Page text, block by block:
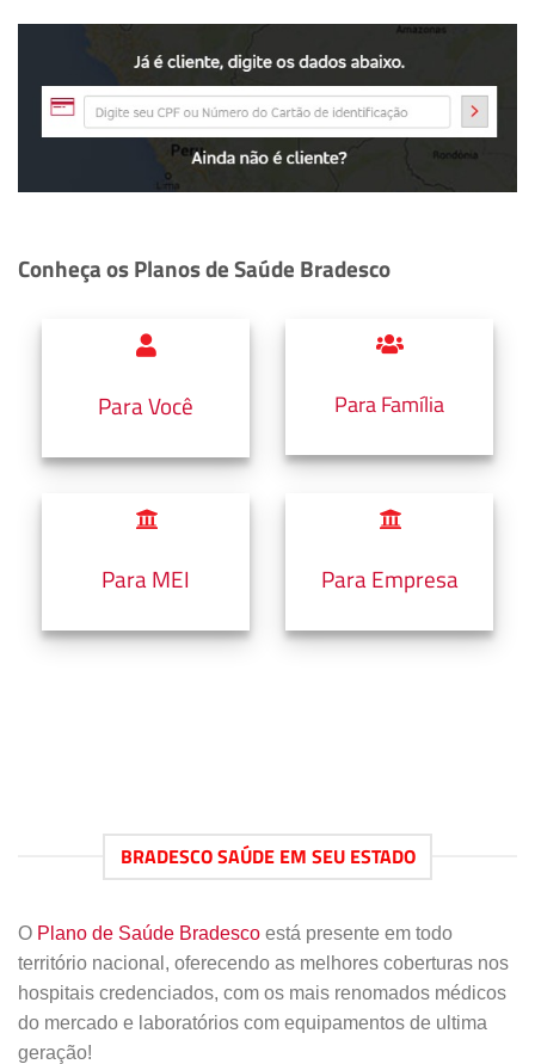
Conheça os Planos de Saúde Bradesco
Para Você Para Família
Para MEI Para Empresa
BRADESCO SAÚDE EM SEU ESTADO
O Plano de Saúde Bradesco está presente em todo
território nacional, oferecendo as melhores coberturas nos
hospitais credenciados, com os mais renomados médicos
do mercado e laboratórios com equipamentos de ultima
geração!